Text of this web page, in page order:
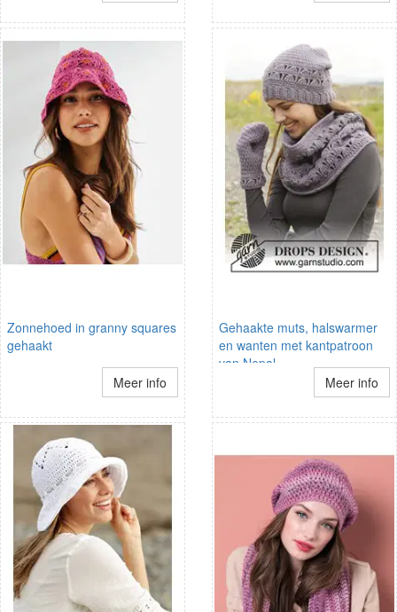
Zonnehoed in granny squares
gehaakt
Meer info
Gehaakte muts, halswarmer
en wanten met kantpatroon
van Nepal
Meer info